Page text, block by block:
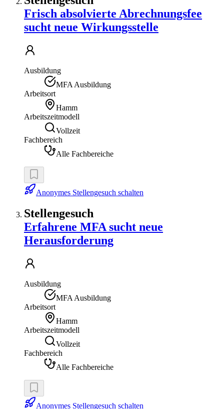
Frisch absolvierte Abrechnungsfee
sucht neue Wirkungsstelle
Ausbildung
MFA Ausbildung
Arbeitsort
Hamm
Arbeitszeitmodell
Vollzeit
Fachbereich
Alle Fachbereiche
Anonymes Stellengesuch schalten
Stellengesuch
Erfahrene MFA sucht neue
Herausforderung
Ausbildung
MFA Ausbildung
Arbeitsort
Hamm
Arbeitszeitmodell
Vollzeit
Fachbereich
Alle Fachbereiche
Anonymes Stellengesuch schalten